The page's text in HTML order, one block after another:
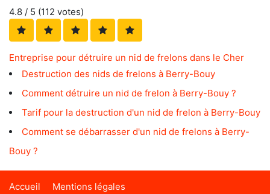
4.8 / 5 (112 votes)
Entreprise pour détruire un nid de frelons dans le Cher
Destruction des nids de frelons à Berry-Bouy
Comment détruire un nid de frelon à Berry-Bouy ?
Tarif pour la destruction d'un nid de frelon à Berry-Bouy
Comment se débarrasser d'un nid de frelons à Berry-
Bouy ?
Accueil Mentions légales